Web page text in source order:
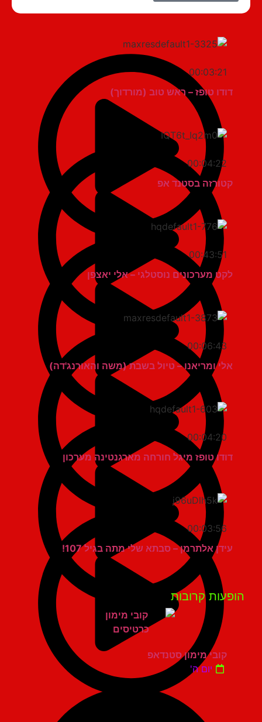
00:03:21
דודו טופז – ראש טוב (מורדוך)
00:04:22
קטורזה בסטנד אפ
00:43:51
לקט מערכונים נוסטלגי – אלי יאצפן
00:06:43
אלי ומריאנו – טיול בשבת (משה והאורנג'דה)
00:04:20
דודו טופז מיגל חורחה מארגנטינה מערכון
00:03:56
עידן אלתרמן – סבתא שלי מתה בגיל 107!
קרובות
קובי מימון סטנדאפ
יום ה'